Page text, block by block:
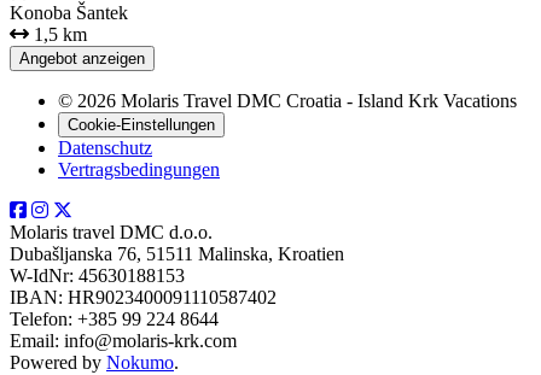
Konoba Šantek
1,5 km
Angebot anzeigen
© 2026 Molaris Travel DMC Croatia - Island Krk Vacations
Cookie-Einstellungen
Datenschutz
Vertragsbedingungen
Molaris travel DMC d.o.o.
Dubašljanska 76, 51511 Malinska, Kroatien
W-IdNr: 45630188153
IBAN: HR9023400091110587402
Telefon: +385 99 224 8644
Email: info@molaris-krk.com
Powered by Nokumo.